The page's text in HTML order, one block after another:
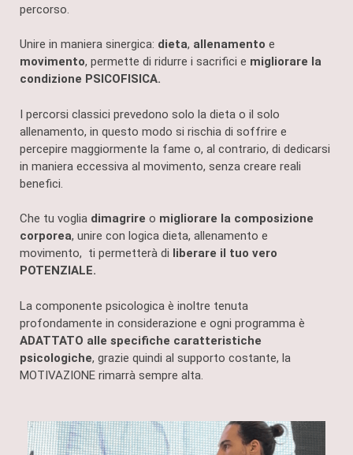
percorso.
Unire in maniera sinergica: dieta, allenamento e
movimento, permette di ridurre i sacrifici e migliorare la
condizione PSICOFISICA.
I percorsi classici prevedono solo la dieta o il solo
allenamento, in questo modo si rischia di soffrire e
percepire maggiormente la fame o, al contrario, di dedicarsi
in maniera eccessiva al movimento, senza creare reali
benefici.
Che tu voglia dimagrire o migliorare la composizione
corporea, unire con logica dieta, allenamento e
movimento, ti permetterà di liberare il tuo vero
POTENZIALE.
La componente psicologica è inoltre tenuta
profondamente in considerazione e ogni programma è
ADATTATO alle specifiche caratteristiche
psicologiche, grazie quindi al supporto costante, la
MOTIVAZIONE rimarrà sempre alta.